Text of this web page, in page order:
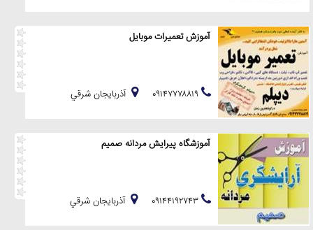
آموزش تعمیرات موبایل
آذربايجان شرقي
آموزشگاه پیرایش مردانه صمیم
آذربايجان شرقي